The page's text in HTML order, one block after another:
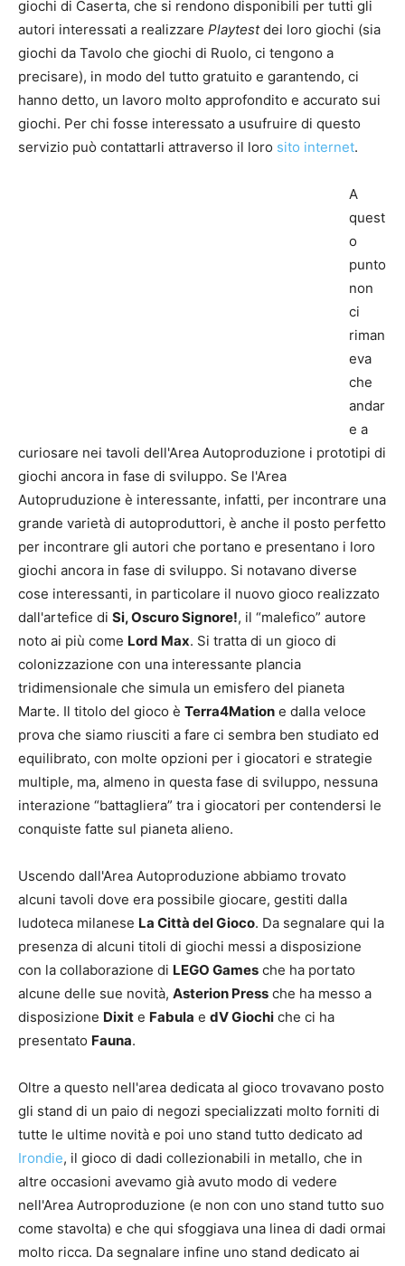
giochi di Caserta, che si rendono disponibili per tutti gli
autori interessati a realizzare Playtestdei loro giochi (sia
giochi da Tavolo che giochi di Ruolo, ci tengono a
precisare), in modo del tutto gratuito e garantendo, ci
hanno detto, un lavoro molto approfondito e accurato sui
giochi. Per chi fosse interessato a usufruire di questo
servizio può contattarli attraverso il loro sito internet.
A
quest
o
punto
non
ci
riman
eva
che
andar
e a
curiosare nei tavoli dell'Area Autoproduzione i prototipi di
giochi ancora in fase di sviluppo. Se l'Area
Autopruduzione è interessante, infatti, per incontrare una
grande varietà di autoproduttori, è anche il posto perfetto
per incontrare gli autori che portano e presentano i loro
giochi ancora in fase di sviluppo. Si notavano diverse
cose interessanti, in particolare il nuovo gioco realizzato
dall'artefice di Si, Oscuro Signore!, il “malefico” autore
noto ai più come Lord Max. Si tratta di un gioco di
colonizzazione con una interessante plancia
tridimensionale che simula un emisfero del pianeta
Marte. Il titolo del gioco è Terra4Mation e dalla veloce
prova che siamo riusciti a fare ci sembra ben studiato ed
equilibrato, con molte opzioni per i giocatori e strategie
multiple, ma, almeno in questa fase di sviluppo, nessuna
interazione “battagliera” tra i giocatori per contendersi le
conquiste fatte sul pianeta alieno.
Uscendo dall'Area Autoproduzione abbiamo trovato
alcuni tavoli dove era possibile giocare, gestiti dalla
ludoteca milanese La Città del Gioco. Da segnalare qui la
presenza di alcuni titoli di giochi messi a disposizione
con la collaborazione di LEGO Games che ha portato
alcune delle sue novità, Asterion Press che ha messo a
disposizione Dixit e Fabula e dV Giochi che ci ha
presentato Fauna.
Oltre a questo nell'area dedicata al gioco trovavano posto
gli stand di un paio di negozi specializzati molto forniti di
tutte le ultime novità e poi uno stand tutto dedicato ad
Irondie, il gioco di dadi collezionabili in metallo, che in
altre occasioni avevamo già avuto modo di vedere
nell'Area Autroproduzione (e non con uno stand tutto suo
come stavolta) e che qui sfoggiava una linea di dadi ormai
molto ricca. Da segnalare infine uno stand dedicato ai